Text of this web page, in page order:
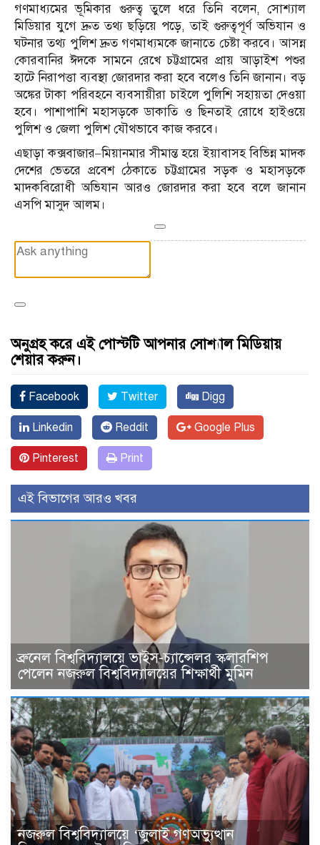
গণমাধ্যমের ভূমিকার গুরুত্ব তুলে ধরে তিনি বলেন, সোশ্যাল
মিডিয়ার যুগে দ্রুত তথ্য ছড়িয়ে পড়ে, তাই গুরুত্বপূর্ণ অভিযান ও
ঘটনার তথ্য পুলিশ দ্রুত গণমাধ্যমকে জানাতে চেষ্টা করবে। আসন্ন
কোরবানির ঈদকে সামনে রেখে চট্টগ্রামের প্রায় আড়াইশ পশুর
হাটে নিরাপত্তা ব্যবস্থা জোরদার করা হবে বলেও তিনি জানান। বড়
অঙ্কের টাকা পরিবহনে ব্যবসায়ীরা চাইলে পুলিশি সহায়তা দেওয়া
হবে। পাশাপাশি মহাসড়কে ডাকাতি ও ছিনতাই রোধে হাইওয়ে
পুলিশ ও জেলা পুলিশ যৌথভাবে কাজ করবে।
এছাড়া কক্সবাজার–মিয়ানমার সীমান্ত হয়ে ইয়াবাসহ বিভিন্ন মাদক
দেশের ভেতরে প্রবেশ ঠেকাতে চট্টগ্রামের সড়ক ও মহাসড়কে
মাদকবিরোধী অভিযান আরও জোরদার করা হবে বলে জানান
এসপি মাসুদ আলম।
অনুগ্রহ করে এই পোস্টটি আপনার সোশ্যাল মিডিয়ায়
শেয়ার করুন।
Facebook Twitter Digg
Linkedin Reddit Google Plus
Pinterest Print
এই বিভাগের আরও খবর
ব্রুনেল বিশ্ববিদ্যালয়ে ভাইস-চ্যান্সেলর স্কলারশিপ
পেলেন নজরুল বিশ্ববিদ্যালয়ের শিক্ষার্থী মুমিন
নজরুল বিশ্ববিদ্যালয়ে ‘জুলাই গণঅভ্যুত্থান